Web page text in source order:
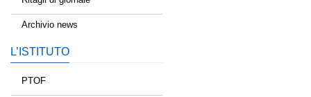
Archivio news
L’ISTITUTO
PTOF